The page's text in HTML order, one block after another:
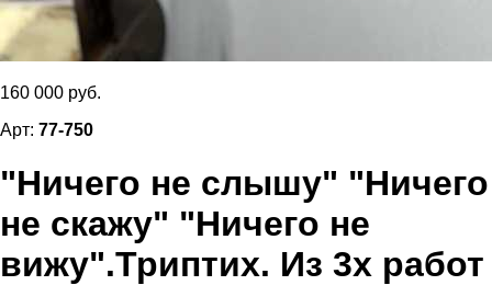
160 000 руб.
Арт: 77-750
"Ничего не слышу" "Ничего
не скажу" "Ничего не
вижу".Триптих. Из 3х работ